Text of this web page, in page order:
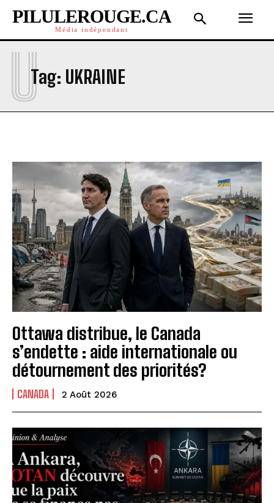
PILULEROUGE.CA
Média indépendant
Tag: UKRAINE
U
Ottawa distribue, le Canada
s’endette : aide internationale ou
détournement des priorités?
CANADA 2 Août 2026